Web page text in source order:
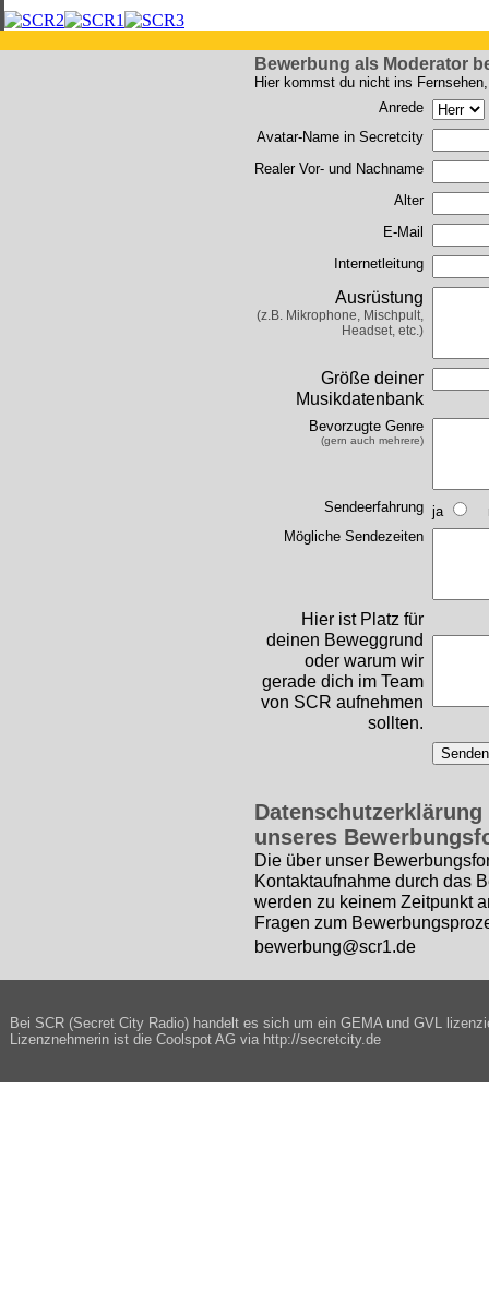
Bewerbung als Moderator
Hier kommst du nicht ins
Anrede
Avatar-Name in Secretcity
Realer Vor- und Nachname
Alter
E-Mail
Internetleitung
Ausrüstung
(z.B. Mikrophone, Mischpult,
Headset, etc.)
Größe deiner
Musikdatenbank
Bevorzugte Genre
(gern auch mehrere)
Sendeerfahrung ja
Mögliche Sendezeiten
Hier ist Platz für
deinen Beweggrund
oder warum wir
gerade dich im Team
von SCR aufnehmen
sollten.
unseres
Die über unser
Kontaktaufnahme durch das
werden zu keinem Zeitpunkt
Fragen zum
bewerbung@scr1.de
Bei SCR (Secret City Radio) handelt es sich um ein GEMA und GVL
Lizenznehmerin ist die Coolspot AG via http://secretcity.de